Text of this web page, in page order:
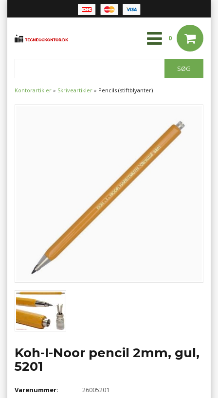
0
Kontorartikler » Skriveartikler » Pencils (stiftblyanter)
Koh-I-Noor pencil 2mm, gul,
5201
Varenummer: 26005201